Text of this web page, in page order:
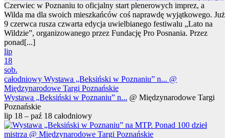
Czerwiec w Poznaniu to oficjalny start plenerowych imprez, a
Wilda ma dla swoich mieszkańców coś naprawdę wyjątkowego. Już
9 czerwca rusza czwarta edycja uwielbianego festiwalu „Lato na
Wildzie”, organizowanego przez Fundację Pro Posnania. Przez
ponad[...]
lip
18
sob.
całodniowy Wystawa „Beksiński w Poznaniu” n... @
Międzynarodowe Targi Poznańskie
Wystawa „Beksiński w Poznaniu” n... @ Międzynarodowe Targi
Poznańskie
lip 18 – paź 18 całodniowy